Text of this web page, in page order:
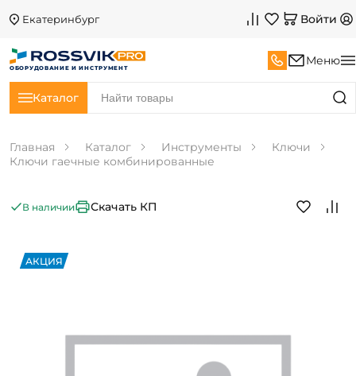
Екатеринбург Войти
ОБОРУДОВАНИЕ И ИНСТРУМЕНТ
Меню
Каталог
Главная Каталог Инструменты
Ключи
Ключи гаечные комбинированные
АКЦИЯ
В наличии Скачать КП